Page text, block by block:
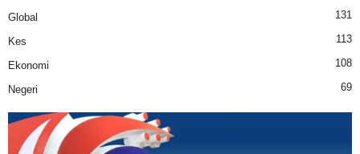
Global 131
Kes 113
Ekonomi 108
Negeri 69